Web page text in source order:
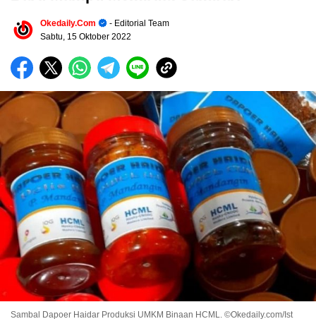
Okedaily.com
- Editorial Team
Sabtu, 15 Oktober 2022
Sambal Dapoer Haidar Produksi UMKM Binaan HCML. ©Okedaily.com/Ist